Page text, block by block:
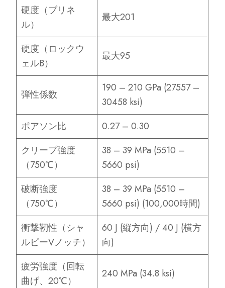
硬度（ブリネ
ル）
最大201
硬度（ロックウ
ェルB）
最大95
弾性係数
190 – 210 GPa (27557 –
30458 ksi)
ポアソン比
0.27 – 0.30
クリープ強度
（750℃）
38 – 39 MPa (5510 –
5660 psi)
破断強度
（750℃）
38 – 39 MPa (5510 –
5660 psi) (100,000時間)
衝撃靭性（シャ
ルピーVノッチ）
60 J (縦方向) / 40 J (横方
向)
疲労強度（回転
曲げ、20℃）
240 MPa (34.8 ksi)